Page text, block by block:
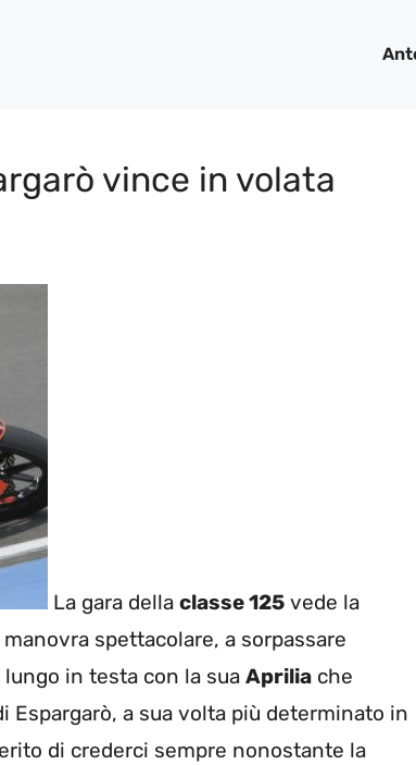
vince in volata
La gara della classe 125 vede la
spettacolare, a sorpassare
lungo in testa con la sua Aprilia che
Espargarò, a sua volta più determinato in
di crederci sempre nonostante la